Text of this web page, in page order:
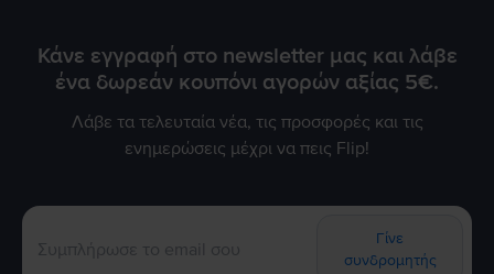
Κάνε εγγραφή στο newsletter μας και λάβε
ένα δωρεάν κουπόνι αγορών αξίας 5€.
Λάβε τα τελευταία νέα, τις προσφορές και τις
ενημερώσεις μέχρι να πεις Flip!
Γίνε
συνδρομητής